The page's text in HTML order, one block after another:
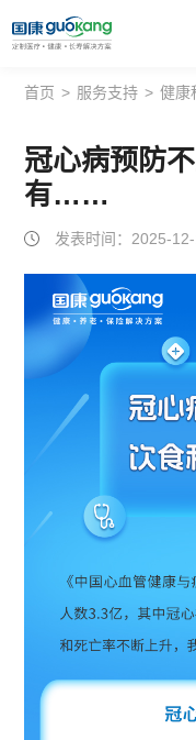
首页
面向会员
面向企业
关于我们
首页 > 服务支持 > 健康
冠心病预防
有……
发表时间：2025-